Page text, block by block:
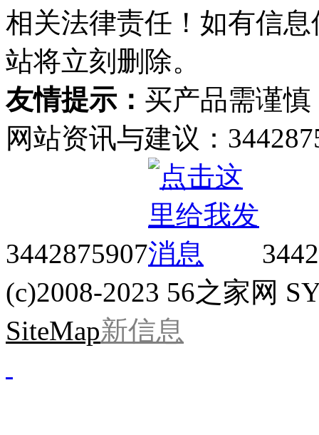
相关法律责任！如有信
站将立刻删除。
友情提示： 买产品需谨慎
网站资讯与建议：
3442875907
(c)2008-2023 56之家网
SiteMap新信息